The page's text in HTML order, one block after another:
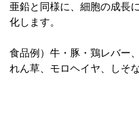
亜鉛と同様に、細胞の成長
化します。
食品例）牛・豚・鶏レバー
れん草、モロヘイヤ、しそ